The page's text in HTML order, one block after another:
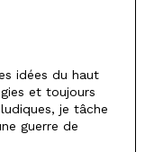
idées du haut
et toujours
je tâche
guerre de